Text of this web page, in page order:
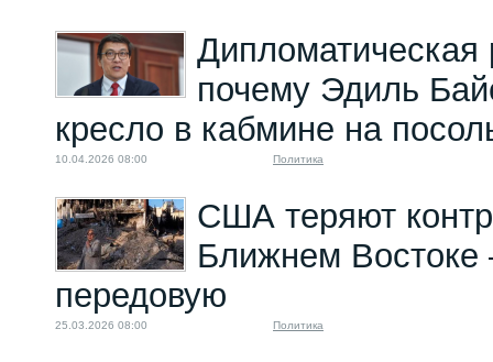
Дипломатическая
почему Эдиль
кресло в кабмине на
10.04.2026 08:00 Политика
США теряют
Ближнем
передовую
25.03.2026 08:00 Политика